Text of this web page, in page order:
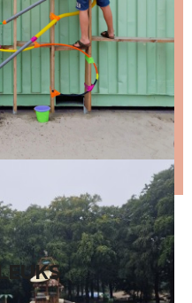
je inschrijving
je spam folder).
nieuwsbrief?
Lees